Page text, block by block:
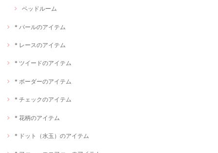
ベッドルーム
* パールのアイテム
* レースのアイテム
* ツイードのアイテム
* ボーダーのアイテム
* チェックのアイテム
* 花柄のアイテム
* ドット（水玉）のアイテム